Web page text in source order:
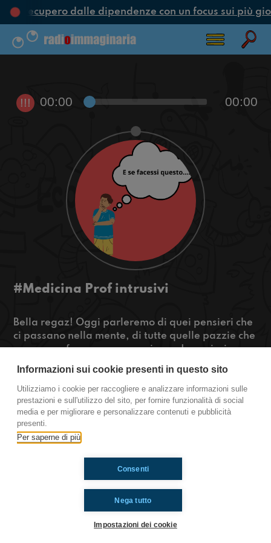
e recupero dalle dipendenze con un focus sui più
!!! 00:00 00:00
#Medicina Prof intrusivi
Bella regaz! Oggi parleremo di quei pensieri che
ci passano nella mente, di tutte quelle pazzie che
vorremmo fare ma non possiamo. I pensieri
fanno i prof. a scuola. Stay tuned!
https://www.radioimmaginaria.it
Medicina
Ti è piaciuto? Condividilo!
Informazioni sui cookie presenti in questo sito
Utilizziamo i cookie per raccogliere e analizzare informazioni sulle
prestazioni e sull'utilizzo del sito, per fornire funzionalità di social
media e per migliorare e personalizzare contenuti e pubblicità
presenti.
Per saperne di più
Nega tutto
Consenti
Impostazioni dei cookie